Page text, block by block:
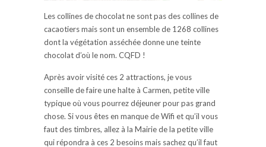
Les collines de chocolat ne sont pas des collines de
cacaotiers mais sont un ensemble de 1268 collines
dont la végétation asséchée donne une teinte
chocolat d’où le nom. CQFD !
Après avoir visité ces 2 attractions, je vous
conseille de faire une halte à Carmen, petite ville
typique où vous pourrez déjeuner pour pas grand
chose. Si vous êtes en manque de Wifi et qu’il vous
faut des timbres, allez à la Mairie de la petite ville
qui répondra à ces 2 besoins mais sachez qu’il faut